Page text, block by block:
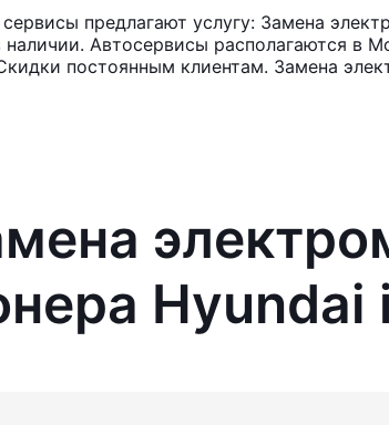
предлагают услугу: Замена
наличии. Автосервисы располагаются
постоянным клиентам. Замена
Hyundai